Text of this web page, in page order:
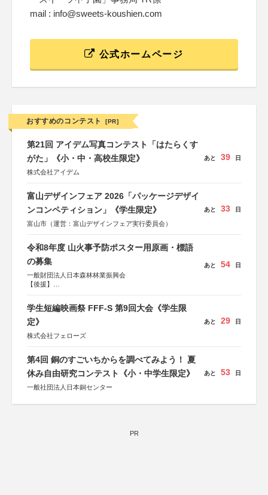
mail : info@sweets-koushien.com
公式ホームページ
おすすめのコンテスト [PR]
第21回 アイデム写真コンテスト「はたらくす
がた」《小・中・高校生限定》
株式会社アイデム
あと 39 日
富山デザインフェア 2026「パッケージデザイ
ンコンペティション」《学生限定》
富山市（運営：富山デザインフェア実行委員会）
あと 33 日
令和8年度 山火事予防ポスター用原画・標語
の募集
一般財団法人日本森林林業振興会
【後援】
会、森林火災対策協会
あと 54 日
学生短編映画祭 FFF-S 第9回大会《学生限
定》
株式会社フェローズ
あと 29 日
第4回 銅のすごいちからを調べてみよう！ 夏
休み自由研究コンテスト《小・中学生限定》
一般社団法人日本銅センター
あと 53 日
PR